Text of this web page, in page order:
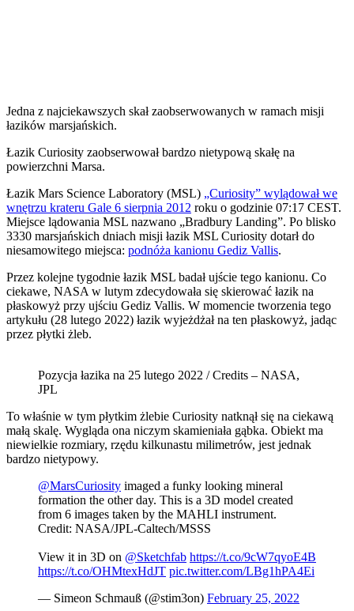
Jedna z najciekawszych skał zaobserwowanych w ramach misji
łazików marsjańskich.
Łazik Curiosity zaobserwował bardzo nietypową skałę na
powierzchni Marsa.
Łazik Mars Science Laboratory (MSL) „Curiosity” wylądował we
wnętrzu krateru Gale 6 sierpnia 2012 roku o godzinie 07:17 CEST.
Miejsce lądowania MSL nazwano „Bradbury Landing”. Po blisko
3330 marsjańskich dniach misji łazik MSL Curiosity dotarł do
niesamowitego miejsca: podnóża kanionu Gediz Vallis.
Przez kolejne tygodnie łazik MSL badał ujście tego kanionu. Co
ciekawe, NASA w lutym zdecydowała się skierować łazik na
płaskowyż przy ujściu Gediz Vallis. W momencie tworzenia tego
artykułu (28 lutego 2022) łazik wyjeżdżał na ten płaskowyż, jadąc
przez płytki żleb.
Pozycja łazika na 25 lutego 2022 / Credits – NASA,
JPL
To właśnie w tym płytkim żlebie Curiosity natknął się na ciekawą
małą skalę. Wygląda ona niczym skamieniała gąbka. Obiekt ma
niewielkie rozmiary, rzędu kilkunastu milimetrów, jest jednak
bardzo nietypowy.
@MarsCuriosity imaged a funky looking mineral
formation the other day. This is a 3D model created
from 6 images taken by the MAHLI instrument.
Credit: NASA/JPL-Caltech/MSSS
View it in 3D on @Sketchfab https://t.co/9cW7qyoE4B
https://t.co/OHMtexHdJT pic.twitter.com/LBg1hPA4Ei
— Simeon Schmauß (@stim3on) February 25, 2022